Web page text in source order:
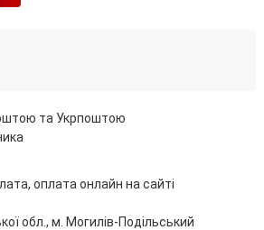
та Укрпоштою
оплата онлайн на сайті
обл., м. Могилів-Подільський